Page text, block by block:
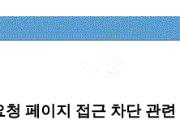
청 페이지 접근 차단 관